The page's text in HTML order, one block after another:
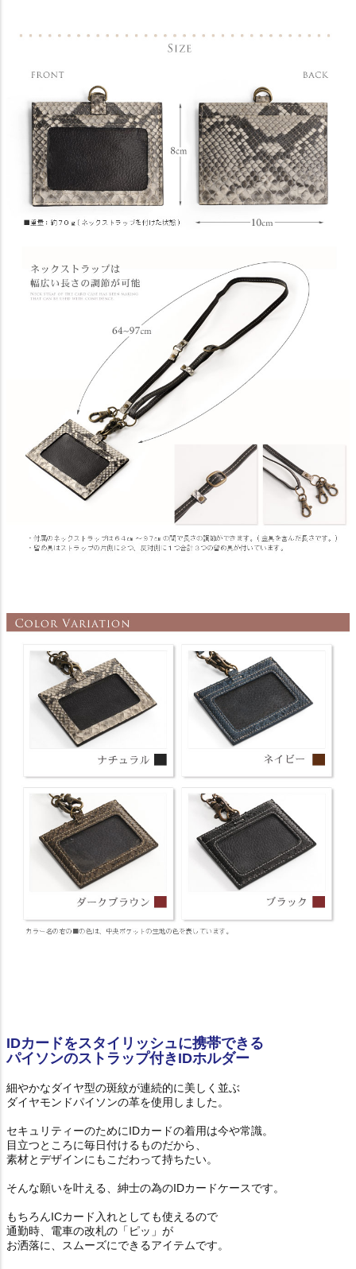
IDカードをスタイリッシュに携帯できる
パイソンのストラップ付きIDホルダー
細やかなダイヤ型の斑紋が連続的に美しく並ぶ
ダイヤモンドパイソンの革を使用しました。
セキュリティーのためにIDカードの着用は今や常識。
目立つところに毎日付けるものだから、
素材とデザインにもこだわって持ちたい。
そんな願いを叶える、紳士の為のIDカードケースです。
もちろんICカード入れとしても使えるので
通勤時、電車の改札の「ピッ」が
お洒落に、スムーズにできるアイテムです。